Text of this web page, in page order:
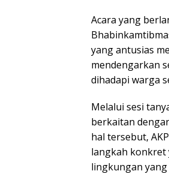
Acara yang
yang antusias
mendengarkan
dihadapi warga
Melalui sesi
berkaitan
hal tersebut,
langkah konkret
lingkungan